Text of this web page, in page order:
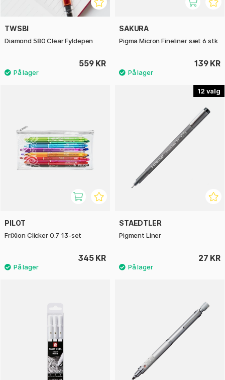
TWSBI
Diamond 580 Clear Fyldepen
559 KR
SAKURA
Pigma Micron Fineliner sæt 6 stk
139 KR
PILOT
FriXion Clicker 0.7 13-set
345 KR
12
STAEDTLER
Pigment Liner
27 KR